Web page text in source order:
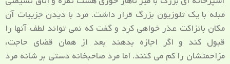
مبله با یک تلوزیون بزرگ قرار داشت. مرد با دیدن جزییات آن
مکان بانزاکت عذر خواهی کرد و گفت که نمی تواند لطف آنها را
قبول کند و اگر اجازه بدهند بعد از همان قضای حاجت،
مزاحمتشان را کم می کنند. اما مرد صاحبخانه دستی بر شانه مرد